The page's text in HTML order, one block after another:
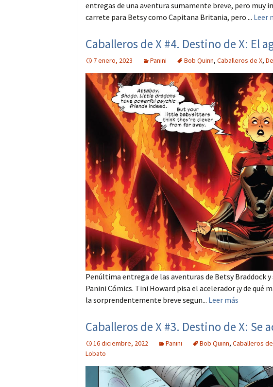
entregas de una aventura sumamente breve, pero muy
carrete para Betsy como Capitana Britania, pero ... Leer
Caballeros de X #4. Destino de X: El
7 enero, 2023 Panini Bob Quinn, Caballeros de X,
Penúltima entrega de las aventuras de Betsy Braddock
Panini Cómics. Tini Howard pisa el acelerador ¡y de
la sorprendentemente breve segun... Leer más
Caballeros de X #3. Destino de X: Se
16 diciembre, 2022 Panini Bob Quinn, Caballeros
Lobato